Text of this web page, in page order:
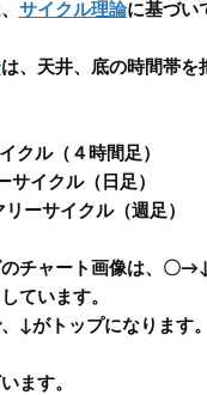
サイクル理論に基づい
は、天井、底の時間帯を
クル（４時間足）
サイクル（日足）
リーサイクル（週足）
チャート画像は、〇
ています。
↓がトップになります。
ます。